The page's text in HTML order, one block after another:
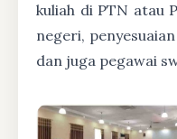
kuliah di PTN atau
negeri,
dan juga pegawai